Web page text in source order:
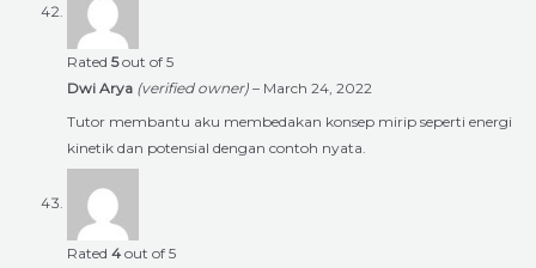
Rated 5out of 5
Dwi Arya (verified owner) – March 24, 2022
Tutor membantu aku membedakan konsep mirip seperti energi
kinetik dan potensial dengan contoh nyata.
Rated 4 out of 5